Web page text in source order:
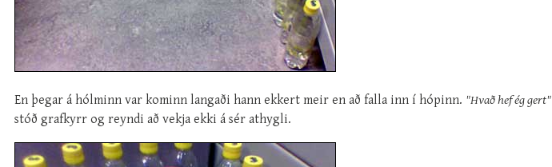
En þegar á hólminn var kominn langaði hann ekkert meir en að falla inn í hópinn. "Hvað hef ég gert"
stóð grafkyrr og reyndi að vekja ekki á sér athygli.